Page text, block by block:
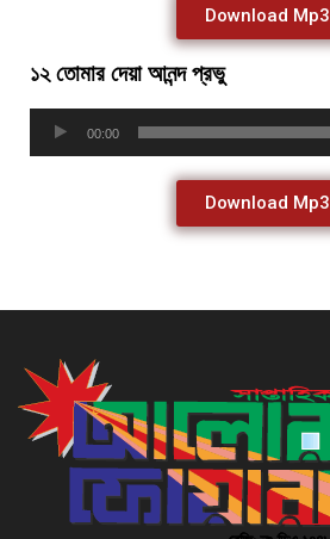
Download Mp3
১২ তোমার দেয়া আনন্দ প্রভু
00:00
Download Mp3